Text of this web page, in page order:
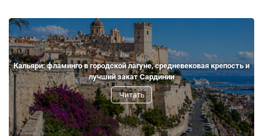
Кальяри: фламинго в городской лагуне, средневековая крепость и
лучший закат Сардинии
Читать